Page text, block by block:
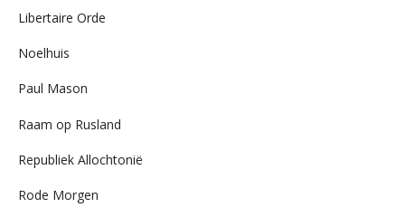
Libertaire Orde
Noelhuis
Paul Mason
Raam op Rusland
Republiek Allochtonië
Rode Morgen